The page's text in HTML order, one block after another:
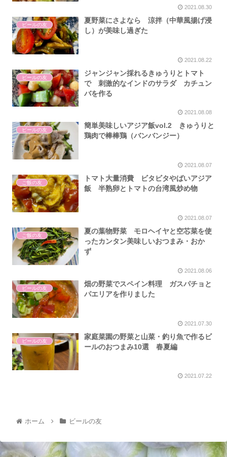
2021.08.30
ビールの友
夏野菜にさよなら 涼拌（中華風揚げ浸
し）が美味し過ぎた
2021.08.22
ビールの友
ジャンジャン採れるきゅうりとトマト
で 刺激的なインドのサラダ カチュン
バを作る
2021.08.08
ビールの友
簡単美味しいアジア飯vol.2 きゅうりと
鶏肉で棒棒鶏（バンバンジー）
2021.08.07
ご飯の友
トマト大量消費 ビタビタやばいアジア
飯 半熟卵とトマトの台湾風炒め物
2021.08.07
ご飯の友
夏の葉物野菜 モロヘイヤと空芯菜を使
ったカンタン美味しいおつまみ・おか
ず
2021.08.06
ビールの友
畑の野菜でスペイン料理 ガスパチョと
パエリアを作りました
2021.07.30
ビールの友
家庭菜園の野菜と山菜・釣り魚で作るビ
ールのおつまみ10選 春夏編
2021.07.22
ホーム ビールの友